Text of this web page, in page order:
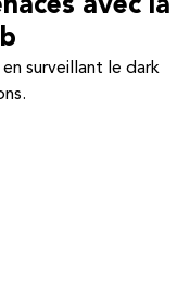
avec la
surveillant le dark